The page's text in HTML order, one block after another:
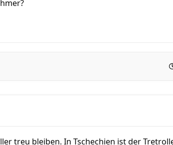
treu bleiben. In Tschechien ist der